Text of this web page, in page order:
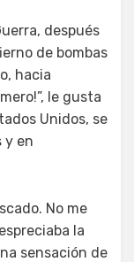
después
de bombas
hacia
le gusta
Unidos, se
y en
No me
la
sensación de